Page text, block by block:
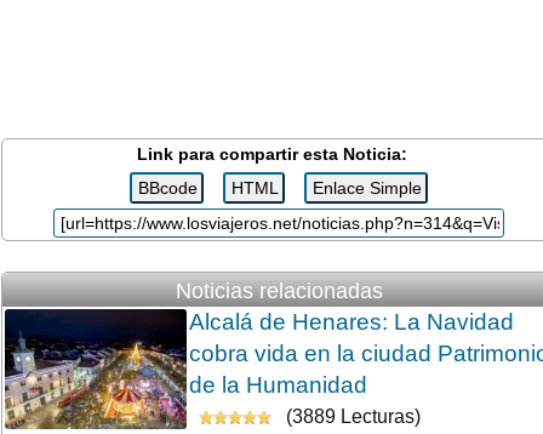
Link para compartir esta Noticia:
Noticias relacionadas
Alcalá de Henares: La Navidad
cobra vida en la ciudad
de la Humanidad
(3889 Lecturas)